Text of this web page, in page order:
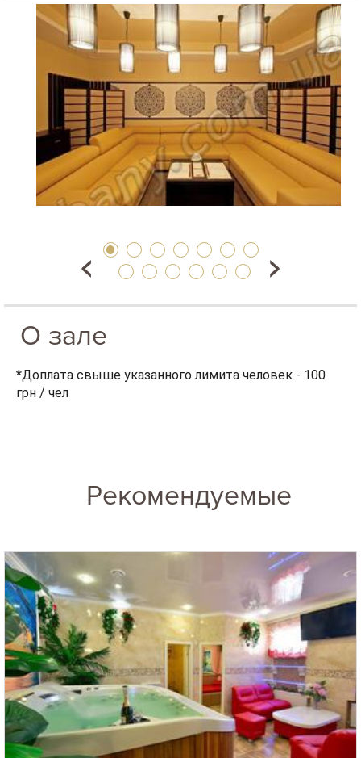
О зале
*Доплата свыше указанного лимита человек - 100
грн / чел
Рекомендуемые